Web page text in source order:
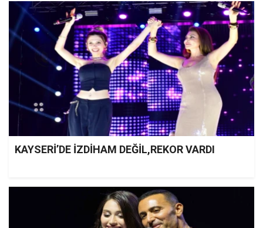
KAYSERİ’DE İZDİHAM DEĞİL,REKOR VARDI